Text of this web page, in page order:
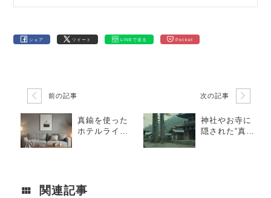
シェア ツイート LINEで送る Pocket
前の記事
真鍮を使った
ホテルライク
次の記事
神社やお寺に
隠された“真
関連記事